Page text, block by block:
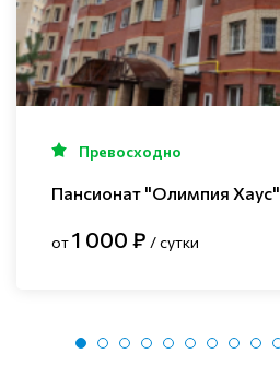
Превосходно
Пансионат "Олимпия Хаус"
от1 000 ₽ / сутки